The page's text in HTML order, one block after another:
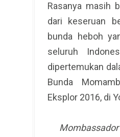
Rasanya masih
dari keseruan
bunda heboh
seluruh
dipertemukan
Bunda
Eksplor 2016, di
Mombassador